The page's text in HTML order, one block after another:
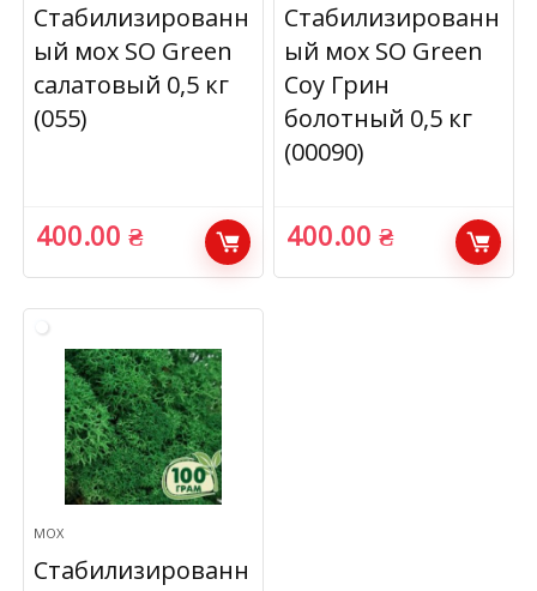
Стабилизированн
ый мох SO Green
салатовый 0,5 кг
(055)
400.00₴
Стабилизированн
ый мох SO Green
Соу Грин
болотный 0,5 кг
(00090)
400.00₴
МОХ
Стабилизированн